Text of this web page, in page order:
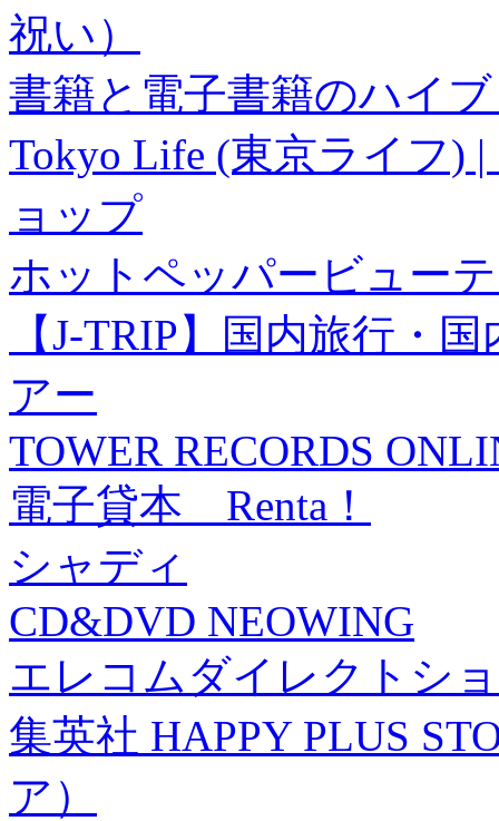
祝い）
書籍と電子書籍のハイ
Tokyo Life (東京ライフ)
ョップ
ホットペッパービュー
【J-TRIP】国内旅行・
アー
TOWER RECORDS
電子貸本 Renta！
シャディ
CD&DVD NEOWING
エレコムダイレクトシ
集英社 HAPPY PLUS
ア）